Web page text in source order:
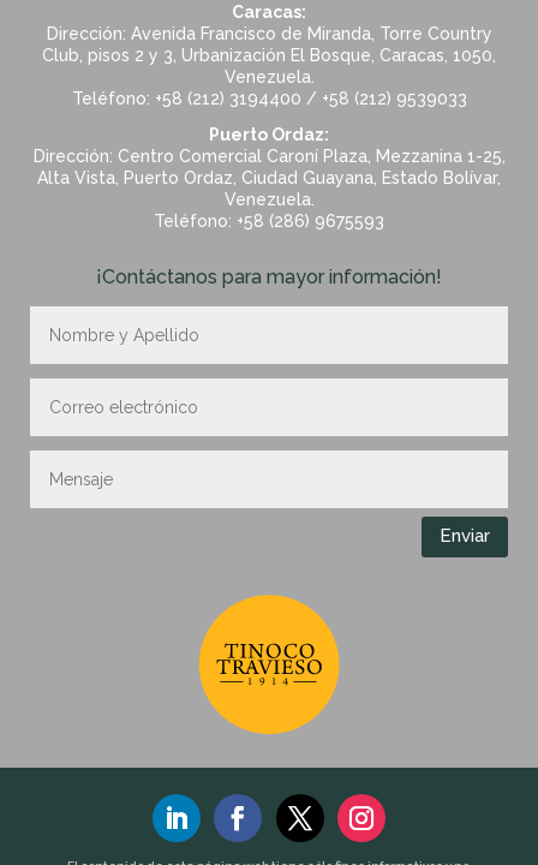
Caracas:
Dirección: Avenida Francisco de Miranda, Torre Country
Club, pisos 2 y 3, Urbanización El Bosque, Caracas, 1050,
Venezuela.
Teléfono: +58 (212) 3194400 / +58 (212) 9539033
Puerto Ordaz:
Dirección: Centro Comercial Caroní Plaza, Mezzanina 1-25,
Alta Vista, Puerto Ordaz, Ciudad Guayana, Estado Bolívar,
Venezuela.
Teléfono: +58 (286) 9675593
¡Contáctanos para mayor información!
Enviar